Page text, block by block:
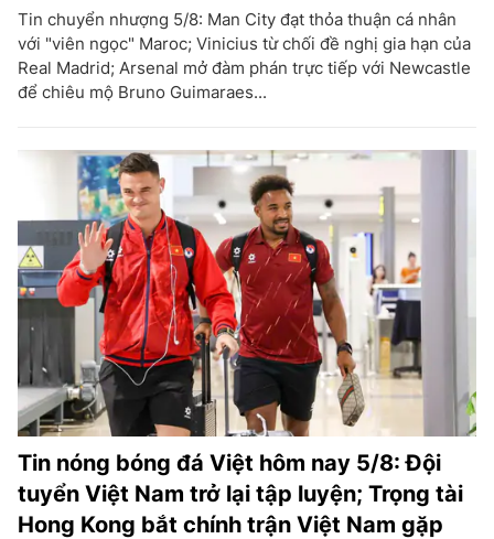
Tin chuyển nhượng 5/8: Man City đạt thỏa thuận cá nhân
với "viên ngọc" Maroc; Vinicius từ chối đề nghị gia hạn của
Real Madrid; Arsenal mở đàm phán trực tiếp với Newcastle
để chiêu mộ Bruno Guimaraes...
Tin nóng bóng đá Việt hôm nay 5/8: Đội
tuyển Việt Nam trở lại tập luyện; Trọng tài
Hong Kong bắt chính trận Việt Nam gặp